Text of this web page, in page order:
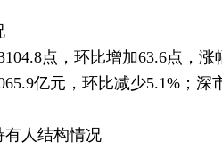
点，环比增加63.6点，
亿元，环比减少5.1%；深
有人结构情况